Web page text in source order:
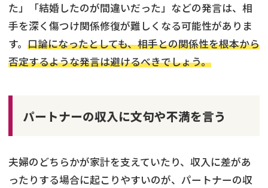
た」「結婚したのが間違いだった」などの発言は、相
手を深く傷つけ関係修復が難しくなる可能性がありま
す。 口論になったとしても、相手との関係性を根本から
否定するような発言は避けるべきでしょう。
パートナーの収入に文句や不満を言う
夫婦のどちらかが家計を支えていたり、収入に差があ
ったりする場合に起こりやすいのが、パートナーの収